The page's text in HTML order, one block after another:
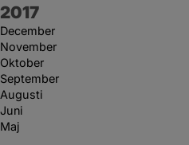
År:
2017
December
November
Oktober
September
Augusti
Juni
Maj